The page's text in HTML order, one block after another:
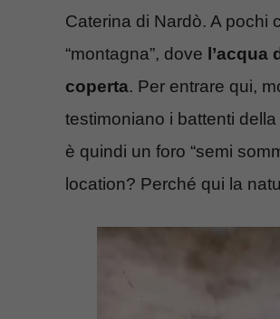
Caterina di Nardò. A pochi
“montagna”, dove
coperta. Per entrare qui,
testimoniano i battenti
è quindi un foro “semi
location? Perché qui la